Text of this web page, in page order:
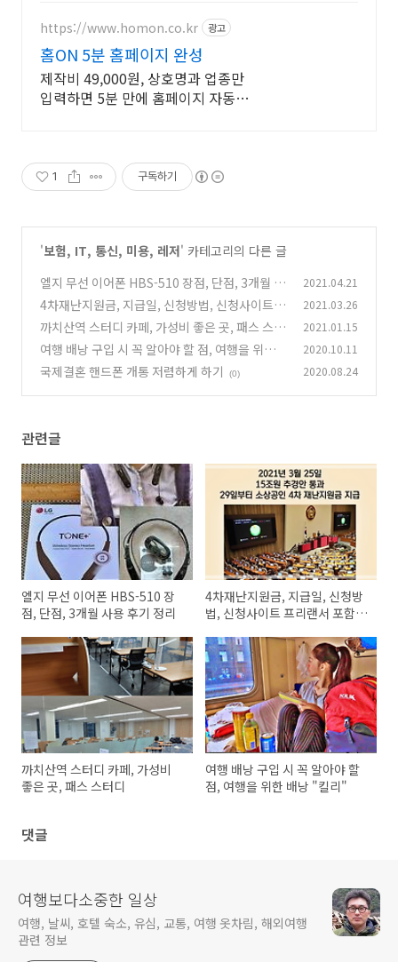
https://www.homon.co.kr 광고
홈ON 5분 홈페이지 완성
제작비 49,000원, 상호명과 업종만
입력하면 5분 만에 홈페이지 자동
1 구독하기
'보험, IT, 통신, 미용, 레저' 카테고리의 다른 글
엘지 무선 이어폰 HBS-510 장점, 단점, 3개월 사
용 후기 정리 (0)
2021.04.21
4차재난지원금, 지급일, 신청방법, 신청사이트
프리랜서 포함, 금액 등
(0)
2021.03.26
까치산역 스터디 카페, 가성비 좋은 곳, 패스 스터
디
(0)
2021.01.15
여행 배낭 구입 시 꼭 알아야 할 점, 여행을 위한
배낭 "킬리"
(0)
2020.10.11
국제결혼 핸드폰 개통 저렴하게 하기 (0) 2020.08.24
관련글
엘지 무선 이어폰 HBS-510 장
점, 단점, 3개월 사용 후기 정리
4차재난지원금, 지급일, 신청방
법, 신청사이트 프리랜서 포함,
까치산역 스터디 카페, 가성비
좋은 곳, 패스 스터디
여행 배낭 구입 시 꼭 알아야 할
점, 여행을 위한 배낭 "킬리"
댓글
여행보다소중한 일상
여행, 날씨, 호텔 숙소, 유심, 교통, 여행 옷차림, 해외여행
관련 정보